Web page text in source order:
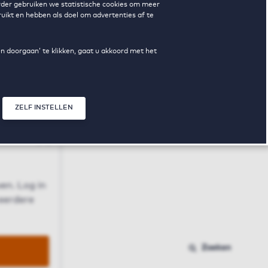
gebruiken we statistische cookies om meer
en hebben als doel om advertenties af te
doorgaan’ te klikken, gaat u akkoord met het
ZELF INSTELLEN
Log in
Zoeken